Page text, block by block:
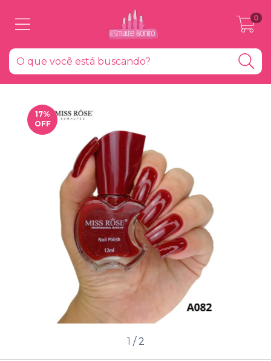
0
17%
OFF
1 / 2